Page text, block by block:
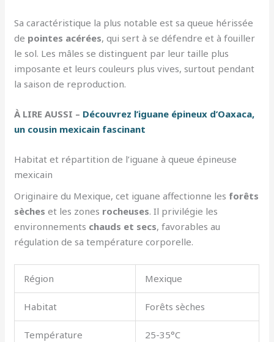
Sa caractéristique la plus notable est sa queue hérissée
de pointes acérées, qui sert à se défendre et à fouiller
le sol. Les mâles se distinguent par leur taille plus
imposante et leurs couleurs plus vives, surtout pendant
la saison de reproduction.
À LIRE AUSSI – Découvrez l’iguane épineux d’Oaxaca,
un cousin mexicain fascinant
Habitat et répartition de l’iguane à queue épineuse
mexicain
Originaire du Mexique, cet iguane affectionne les forêts
sèches et les zones rocheuses. Il privilégie les
environnements chauds et secs, favorables au
régulation de sa température corporelle.
Région Mexique
Habitat Forêts sèches
Température 25-35°C